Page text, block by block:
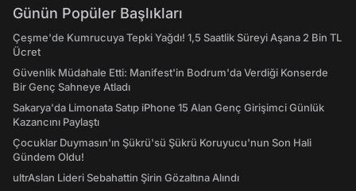
Günün Popüler Başlıkları
Çeşme'de Kumrucuya Tepki Yağdı! 1,5 Saatlik Süreyi Aşana 2 Bin TL
Ücret
Güvenlik Müdahale Etti: Manifest'in Bodrum'da Verdiği Konserde
Bir Genç Sahneye Atladı
Sakarya'da Limonata Satıp iPhone 15 Alan Genç Girişimci Günlük
Kazancını Paylaştı
Çocuklar Duymasın'ın Şükrü'sü Şükrü Koruyucu'nun Son Hali
Gündem Oldu!
ultrAslan Lideri Sebahattin Şirin Gözaltına Alındı